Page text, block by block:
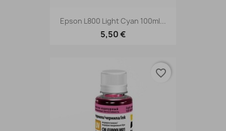
Epson L800 Light Cyan 100ml...
5,50 €
favorite_border